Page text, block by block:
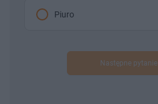
Piuro
Następne pytanie